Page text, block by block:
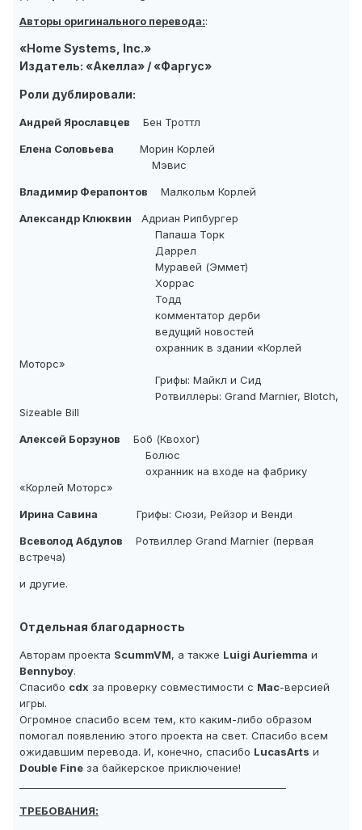
Авторы оригинального перевода::
«Home Systems, Inc.»
Издатель: «Акелла» / «Фаргус»
Роли дублировали:
Андрей Ярославцев Бен Троттл
Елена Соловьева Морин Корлей
Мэвис
Владимир Ферапонтов Малкольм Корлей
Александр Клюквин Адриан Рипбургер
Папаша Торк
Даррел
Муравей (Эммет)
Хоррас
Тодд
комментатор дерби
ведущий новостей
охранник в здании «Корлей
Моторс»
Грифы: Майкл и Сид
Ротвиллеры: Grand Marnier, Blotch,
Sizeable Bill
Алексей Борзунов Боб (Квохог)
Болюс
охранник на входе на фабрику
«Корлей Моторс»
Ирина Савина Грифы: Сюзи, Рейзор и Венди
Всеволод Абдулов Ротвиллер Grand Marnier (первая
встреча)
и другие.
Отдельная благодарность
Авторам проекта ScummVM, а также Luigi Auriemma и
Bennyboy.
Спасибо cdx за проверку совместимости с Mac-версией
игры.
Огромное спасибо всем тем, кто каким-либо образом
помогал появлению этого проекта на свет. Спасибо всем
ожидавшим перевода. И, конечно, спасибо LucasArts и
Double Fine за байкерское приключение!
ТРЕБОВАНИЯ: